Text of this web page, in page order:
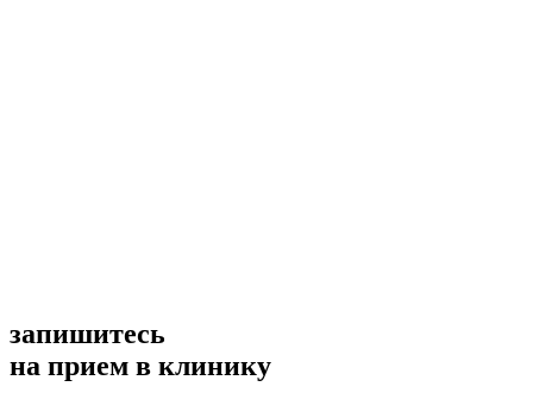
запишитесь
на прием в клинику